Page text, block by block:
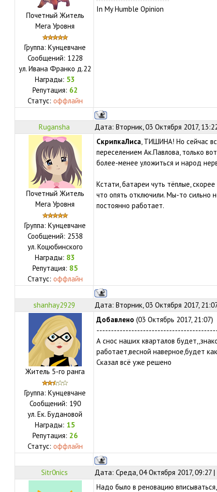
Почетный Житель
Мега Уровня
Группа: Кунцевчане
Сообщений: 1228
ул. Ивана Франко д.22
Награды: 53
Репутация: 62
Статус: оффлайн
In My Humble Opinion
Rugansha Дата: Вторник, 03 Октября 2017,
Почетный Житель
Мега Уровня
Группа: Кунцевчане
Сообщений: 2538
ул. Коцюбинского
Награды: 83
Репутация: 85
Статус: оффлайн
СкрипкаЛиса, ТИШИНА! Но сейчас
переселением Ак.Павлова, только
более-менее уложиться и народ
Кстати, батареи чуть тёплые,
что опять отключили. Мы-то сильно
постоянно работает.
shanhay2929 Дата: Вторник, 03 Октября 2017,
Житель 5-го ранга
Группа: Кунцевчане
Сообщений: 190
ул. Ек. Будановой
Награды: 15
Репутация: 26
Статус: оффлайн
Добавлено (03 Октябрь 2017, 21:07)
А снос наших кварталов
работает,весной наверное,будет
Сказал всё уже решено
Sitr0nics Дата: Среда, 04 Октября 2017, 09:27
Надо было в реновацию